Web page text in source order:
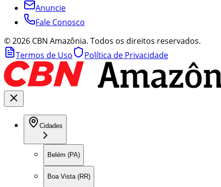
Anuncie
Fale Conosco
©2026 CBN Amazônia. Todos os direitos reservados.
Termos de Uso
Política de Privacidade
Cidades
Belém (PA)
Boa Vista (RR)